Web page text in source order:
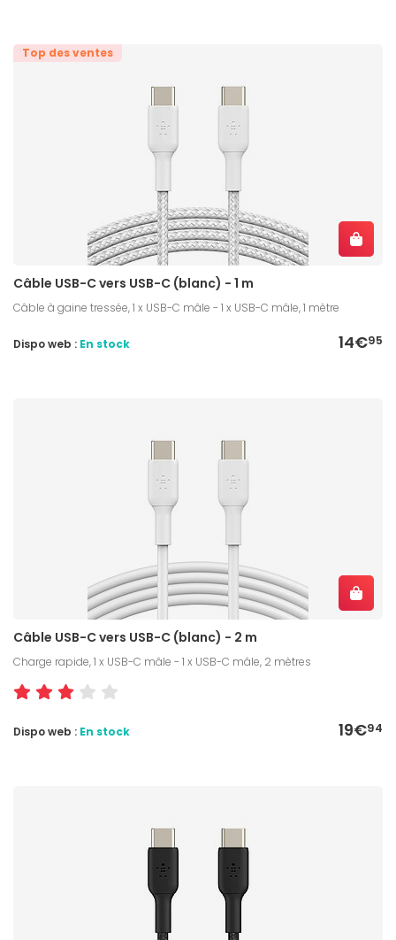
Top des ventes
Câble USB-C vers USB-C (blanc) - 1 m
Câble à gaine tressée, 1 x USB-C mâle - 1 x USB-C mâle, 1 mètre
14€95
Dispo web : En stock
Câble USB-C vers USB-C (blanc) - 2 m
Charge rapide, 1 x USB-C mâle - 1 x USB-C mâle, 2 mètres
19€94
Dispo web : En stock